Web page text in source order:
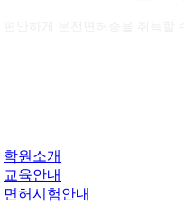
학원소개
교육안내
면허시험안내